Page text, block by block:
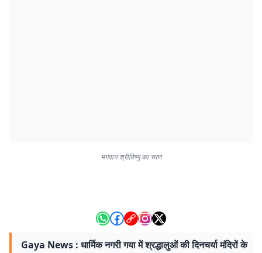
भगवान श्रीविष्णु का चरण
Gaya News : धार्मिक नगरी गया में श्रद्धालुओं की दिनचर्या मंदिरों के